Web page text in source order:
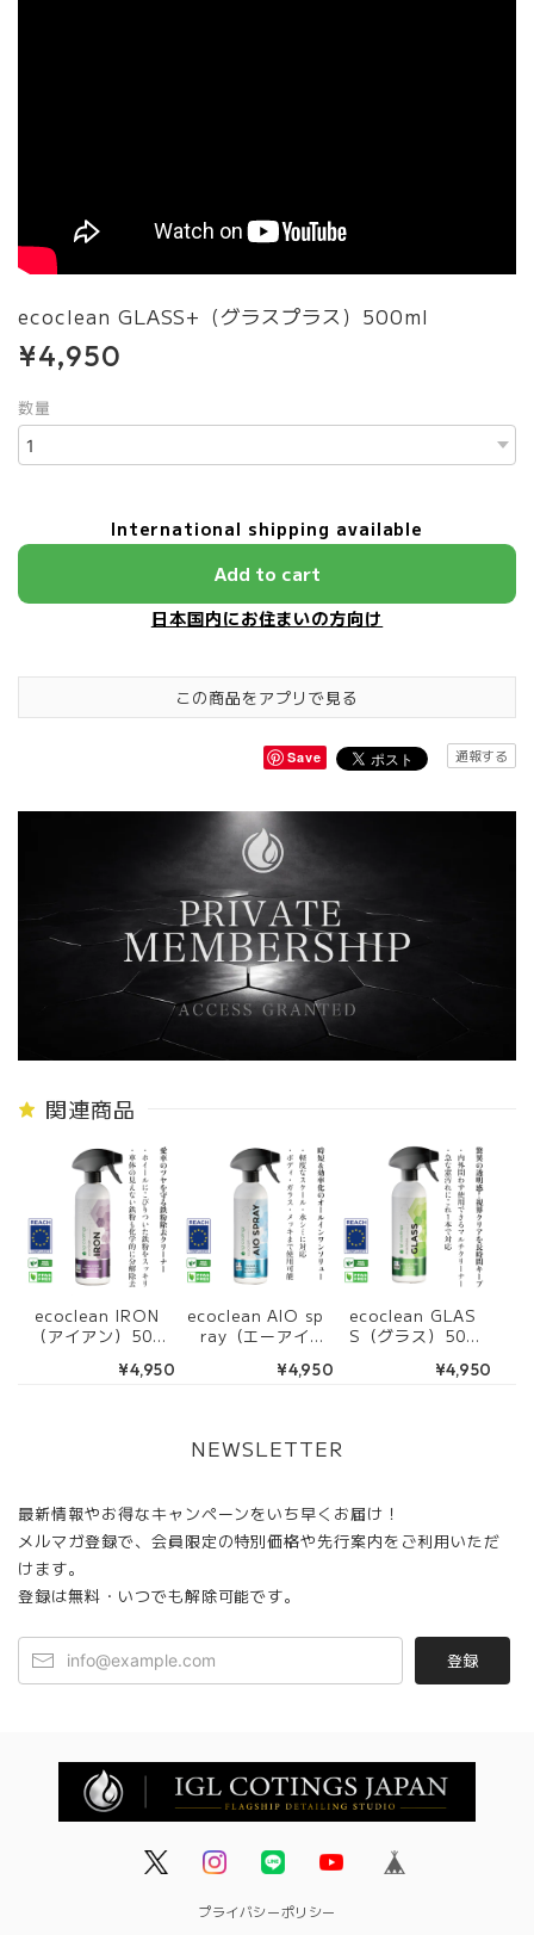
ecoclean GLASS+（グラスプラス）500ml
¥4,950
数量
International shipping available
Add to cart
日本国内にお住まいの方向け
この商品をアプリで見る
Save 通報する
関連商品
ecoclean IRON
（アイアン）500
¥4,950
ecoclean AIO sp
ray（エーアイ
¥4,950
ecoclean GLAS
S（グラス）500
¥4,950
NEWSLETTER
最新情報やお得なキャンペーンをいち早くお届け！
メルマガ登録で、会員限定の特別価格や先行案内をご利用いただ
けます。
登録は無料・いつでも解除可能です。
登録
プライバシーポリシー